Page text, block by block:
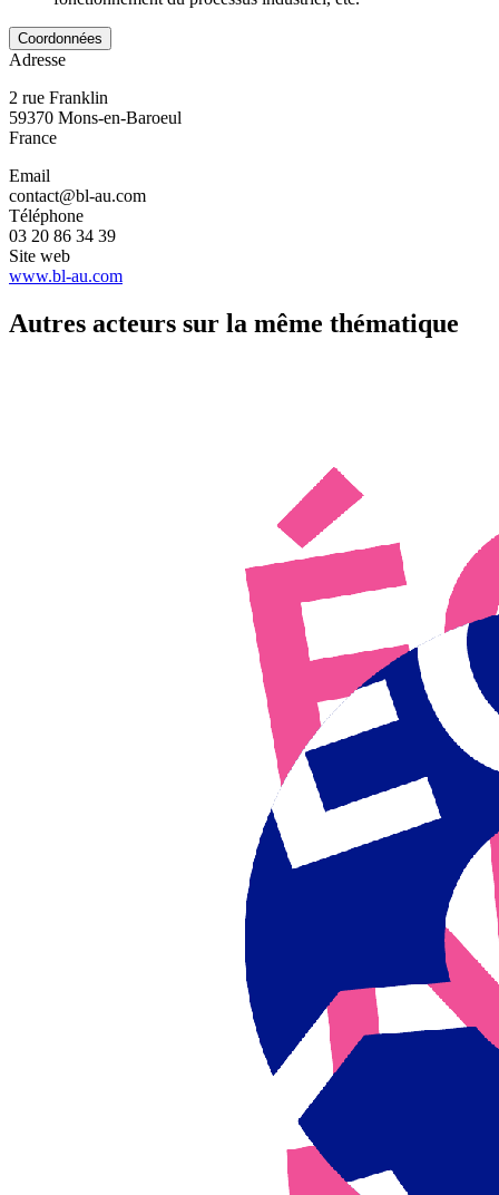
Coordonnées
Adresse
2 rue Franklin
59370 Mons-en-Baroeul
France
Email
contact@bl-au.com
Téléphone
03 20 86 34 39
Site web
www.bl-au.com
Autres acteurs sur la même thématique